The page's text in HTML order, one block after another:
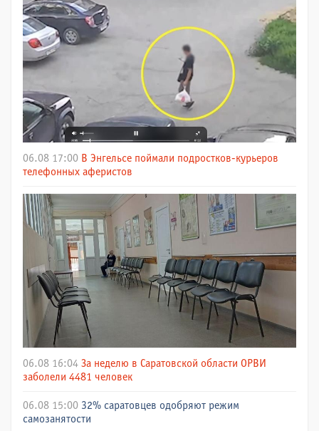
06.08 17:00 В Энгельсе поймали подростков-курьеров
телефонных аферистов
06.08 16:04 За неделю в Саратовской области ОРВИ
заболели 4481 человек
06.08 15:00 32% саратовцев одобряют режим
самозанятости